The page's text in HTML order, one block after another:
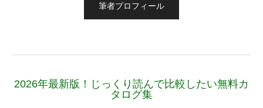
筆者プロフィール
2026年最新版！じっくり読んで比較したい無料カ
タログ集